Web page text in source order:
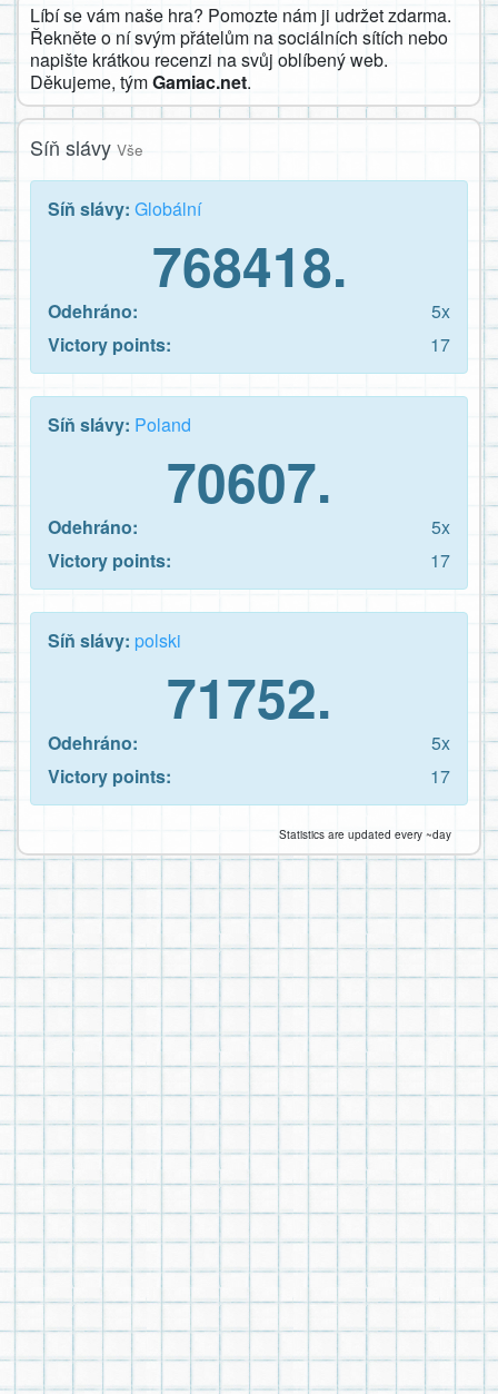
Líbí se vám naše hra? Pomozte nám ji udržet zdarma.
Řekněte o ní svým přátelům na sociálních sítích nebo
napište krátkou recenzi na svůj oblíbený web.
Děkujeme, týmGamiac.net.
Síň slávy Vše
Síň slávy: Globální
768418.
Odehráno:
5x
Victory points:
17
Síň slávy: Poland
70607.
Odehráno:
5x
Victory points:
17
Síň slávy: polski
71752.
Odehráno:
5x
Victory points:
17
Statistics are updated every ~day